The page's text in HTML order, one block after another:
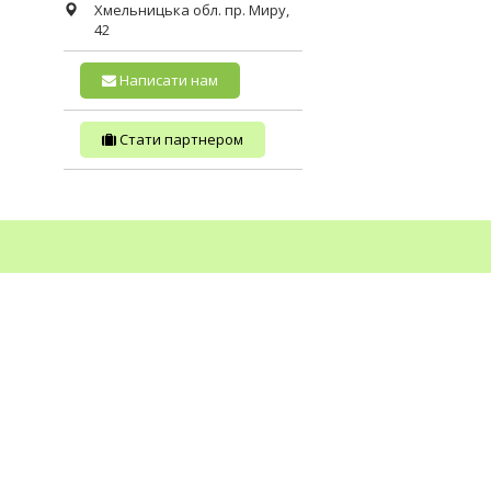
Хмельницька обл. пр. Миру,
42
Написати нам
Стати партнером